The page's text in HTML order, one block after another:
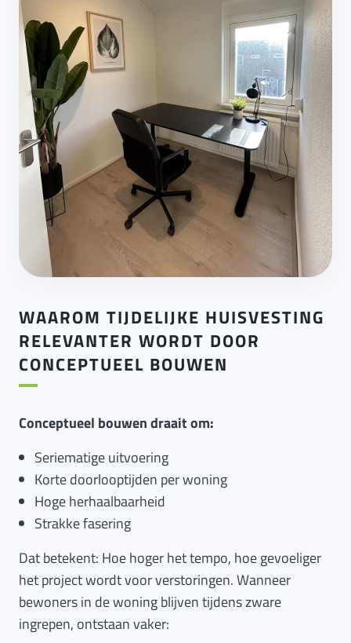
WAAROM TIJDELIJKE HUISVESTING
RELEVANTER WORDT DOOR
CONCEPTUEEL BOUWEN
Conceptueel bouwen draait om:
Seriematige uitvoering
Korte doorlooptijden per woning
Hoge herhaalbaarheid
Strakke fasering
Dat betekent: Hoe hoger het tempo, hoe gevoeliger
het project wordt voor verstoringen. Wanneer
bewoners in de woning blijven tijdens zware
ingrepen, ontstaan vaker: